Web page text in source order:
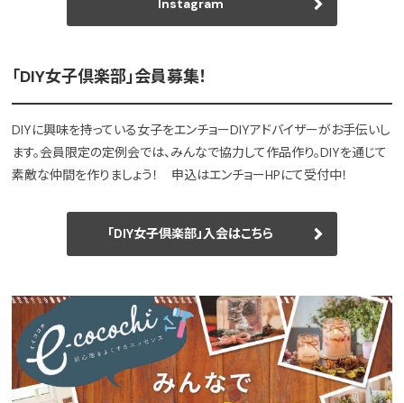
Instagram
「DIY女子倶楽部」会員募集！
DIYに興味を持っている女子をエンチョーDIYアドバイザーがお手伝いし
ます。会員限定の定例会では、みんなで協力して作品作り。DIYを通じて
素敵な仲間を作りましょう！ 申込はエンチョーHPにて受付中！
「DIY女子倶楽部」入会はこちら